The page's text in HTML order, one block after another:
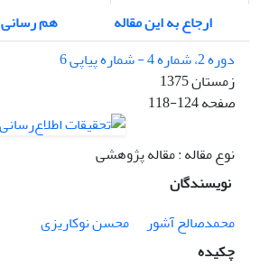
ارجاع به این مقاله
هم رسانی
دوره 2، شماره 4 - شماره پیاپی 6
زمستان 1375
صفحه118-124
نوع مقاله : مقاله پژوهشی
نویسندگان
محمدصالح آشور
محسن نوکاریزی
چکیده